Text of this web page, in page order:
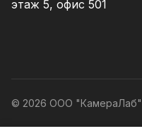
этаж 5, офис 501
© 2026 ООО "КамераЛаб"